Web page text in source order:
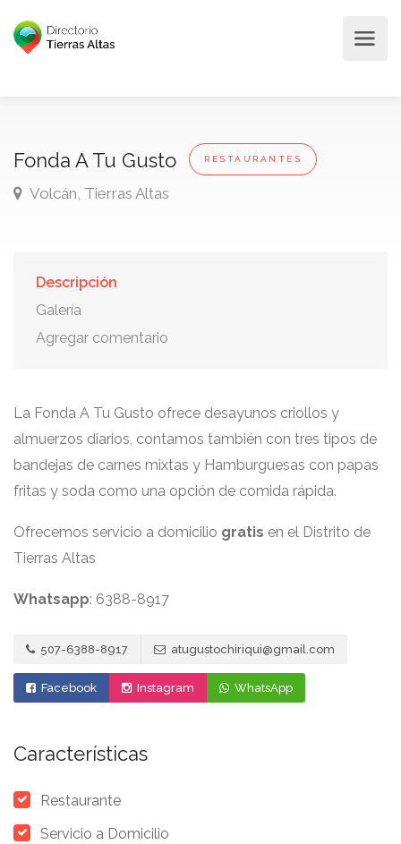
Fonda A Tu Gusto RESTAURANTES
Volcán, Tierras Altas
Descripción
Galería
Agregar comentario
La Fonda A Tu Gusto ofrece desayunos criollos y
almuerzos diarios, contamos también con tres tipos de
bandejas de carnes mixtas y Hamburguesas con papas
fritas y soda como una opción de comida rápida.
Ofrecemos servicio a domicilio gratis en el Distrito de
Tierras Altas
Whatsapp: 6388-8917
507-6388-8917 atugustochiriqui@gmail.com
Facebook Instagram WhatsApp
Características
Restaurante
Servicio a Domicilio